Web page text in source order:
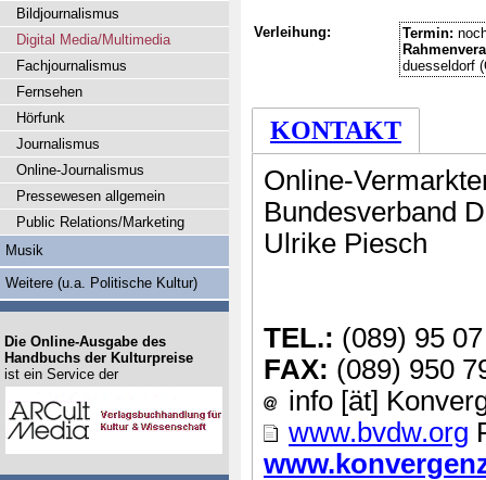
Verleihung: Termin:
duesseldorf
KONTAKT
Online-
Bundesverband
Ulrike Piesch
TEL.: (089) 95
FAX: (089) 950
info [ät]
www.bvdw.org
Bildjournalismus
Digital Media/Multimedia
Fachjournalismus
Fernsehen
Hörfunk
Journalismus
Online-Journalismus
Pressewesen allgemein
Public Relations/Marketing
Musik
Weitere (u.a. Politische Kultur)
Die Online-Ausgabe des
Handbuchs der Kulturpreise
ist ein Service der